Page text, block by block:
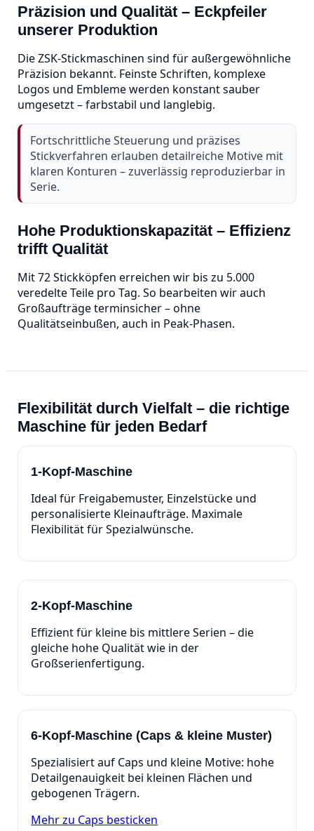
Präzision und Qualität – Eckpfeiler
unserer Produktion
Die ZSK‑Stickmaschinen sind für außergewöhnliche
Präzision bekannt. Feinste Schriften, komplexe
Logos und Embleme werden konstant sauber
umgesetzt – farbstabil und langlebig.
Fortschrittliche Steuerung und präzises
Stickverfahren erlauben detailreiche Motive mit
klaren Konturen – zuverlässig reproduzierbar in
Serie.
Hohe Produktionskapazität – Effizienz
trifft Qualität
Mit 72 Stickköpfen erreichen wir bis zu 5.000
veredelte Teile pro Tag. So bearbeiten wir auch
Großaufträge terminsicher – ohne
Qualitätseinbußen, auch in Peak‑Phasen.
Flexibilität durch Vielfalt – die richtige
Maschine für jeden Bedarf
1‑Kopf‑Maschine
Ideal für Freigabemuster, Einzelstücke und
personalisierte Kleinaufträge. Maximale
Flexibilität für Spezialwünsche.
2‑Kopf‑Maschine
Effizient für kleine bis mittlere Serien – die
gleiche hohe Qualität wie in der
Großserienfertigung.
6‑Kopf‑Maschine (Caps & kleine Muster)
Spezialisiert auf Caps und kleine Motive: hohe
Detailgenauigkeit bei kleinen Flächen und
gebogenen Trägern.
Mehr zu Caps besticken